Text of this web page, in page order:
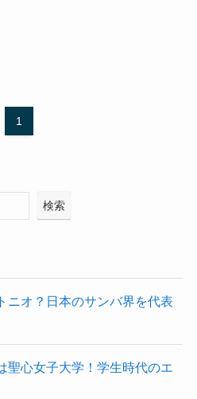
1
検索
ニオ？日本のサンバ界を代表
聖心女子大学！学生時代のエ